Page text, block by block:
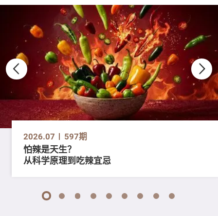
2026.07 597期
怕辣是天生？
从科学原理到吃辣宜忌
1 2 3 4 5 6 7 8 9